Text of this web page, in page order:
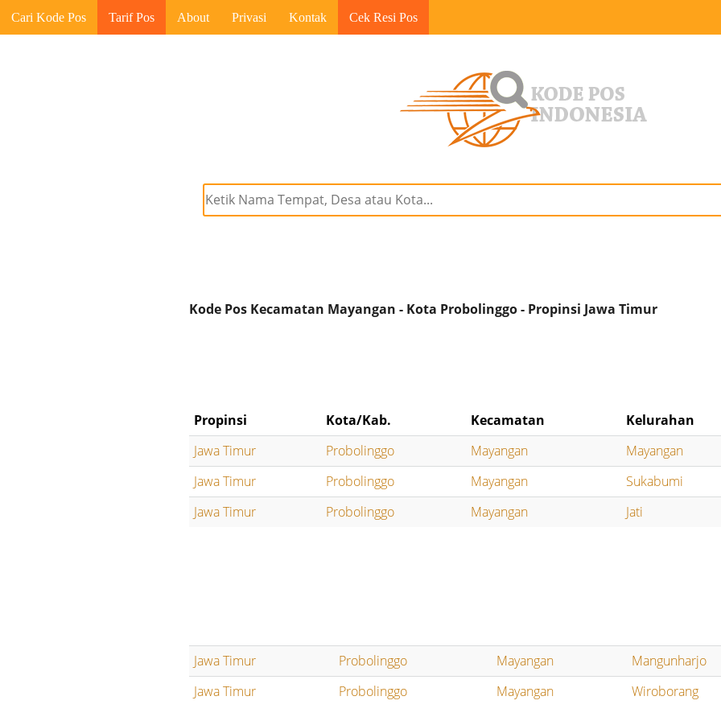
Cari Kode Pos Tarif Pos About Privasi Kontak Cek Resi Pos
Kode Pos Kecamatan Mayangan - Kota Probolinggo - Propinsi Jawa Timur
Propinsi Kota/Kab. Kecamatan
Kelurahan
Jawa Timur
Probolinggo Mayangan
Mayangan
Jawa Timur
Probolinggo Mayangan
Sukabumi
Jawa Timur
Probolinggo Mayangan Jati
Jawa Timur Probolinggo Mayangan
Mangunharjo
Jawa Timur
Probolinggo Mayangan Wiroborang